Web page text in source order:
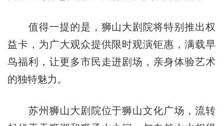
值得一提的是，狮山大剧院将特别推出权
益卡，为广大观众提供限时观演钜惠，满载早
鸟福利，让更多市民走进剧场，亲身体验艺术
的独特魅力。
苏州狮山大剧院位于狮山文化广场，流转